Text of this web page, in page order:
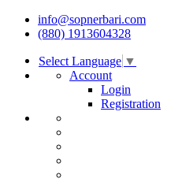
info@sopnerbari.com
(880) 1913604328
Select Language ▼
Account
Login
Registration